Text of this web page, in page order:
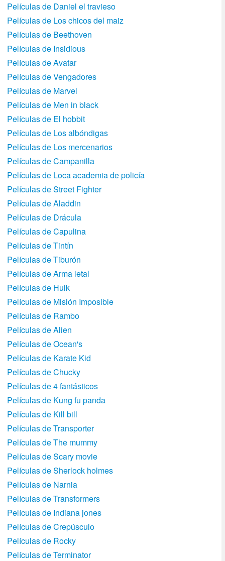
Películas de Daniel el travieso
Películas de Los chicos del maiz
Películas de Beethoven
Películas de Insidious
Películas de Avatar
Películas de Vengadores
Películas de Marvel
Películas de Men in black
Películas de El hobbit
Películas de Los albóndigas
Películas de Los mercenarios
Películas de Campanilla
Películas de Loca academia de policí­a
Películas de Street Fighter
Películas de Aladdin
Películas de Drácula
Películas de Capulina
Películas de Tintín
Películas de Tiburón
Películas de Arma letal
Películas de Hulk
Películas de Misión Imposible
Películas de Rambo
Películas de Alien
Películas de Ocean's
Películas de Karate Kid
Películas de Chucky
Películas de 4 fantásticos
Películas de Kung fu panda
Películas de Kill bill
Películas de Transporter
Películas de The mummy
Películas de Scary movie
Películas de Sherlock holmes
Películas de Narnia
Películas de Transformers
Películas de Indiana jones
Películas de Crepúsculo
Películas de Rocky
Películas de Terminator